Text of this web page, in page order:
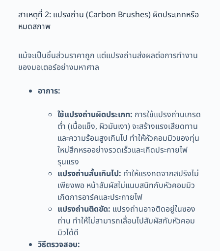
สาเหตุที่ 2: แปรงถ่าน (Carbon Brushes) ผิดประเภทหรือ
หมดสภาพ
แม้จะเป็นชิ้นส่วนราคาถูก แต่แปรงถ่านส่งผลต่อการทำงาน
ของมอเตอร์อย่างมหาศาล
อาการ:
ใช้แปรงถ่านผิดประเภท: การใช้แปรงถ่านเกรด
ต่ำ (เนื้อแข็ง, ผิวมันเงา) จะสร้างแรงเสียดทาน
และความร้อนสูงเกินไป ทำให้หัวคอมมิวของทุ่น
ใหม่สึกหรออย่างรวดเร็วและเกิดประกายไฟ
รุนแรง
แปรงถ่านสั้นเกินไป: ทำให้แรงกดจากสปริงไม่
เพียงพอ หน้าสัมผัสไม่แนบสนิทกับหัวคอมมิว
เกิดการอาร์คและประกายไฟ
แปรงถ่านติดขัด: แปรงถ่านอาจติดอยู่ในซอง
ถ่าน ทำให้ไม่สามารถเลื่อนไปสัมผัสกับหัวคอม
มิวได้ดี
วิธีตรวจสอบ: